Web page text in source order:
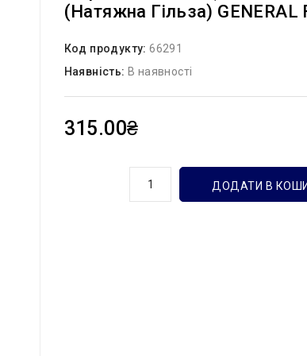
(натяжна Гільза) GENERAL
Код продукту:66291
Наявність: В наявності
315.00₴
ДОДАТИ В